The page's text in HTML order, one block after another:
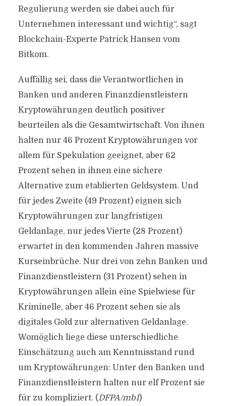
Regulierung werden sie dabei auch für
Unternehmen interessant und wichtig“, sagt
Blockchain-Experte Patrick Hansen vom
Bitkom.
Auffällig sei, dass die Verantwortlichen in
Banken und anderen Finanzdienstleistern
Kryptowährungen deutlich positiver
beurteilen als die Gesamtwirtschaft. Von ihnen
halten nur 46 Prozent Kryptowährungen vor
allem für Spekulation geeignet, aber 62
Prozent sehen in ihnen eine sichere
Alternative zum etablierten Geldsystem. Und
für jedes Zweite (49 Prozent) eignen sich
Kryptowährungen zur langfristigen
Geldanlage, nur jedes Vierte (28 Prozent)
erwartet in den kommenden Jahren massive
Kurseinbrüche. Nur drei von zehn Banken und
Finanzdienstleistern (31 Prozent) sehen in
Kryptowährungen allein eine Spielwiese für
Kriminelle, aber 46 Prozent sehen sie als
digitales Gold zur alternativen Geldanlage.
Womöglich liege diese unterschiedliche
Einschätzung auch am Kenntnisstand rund
um Kryptowährungen: Unter den Banken und
Finanzdienstleistern halten nur elf Prozent sie
für zu kompliziert. (DFPA/mb1)